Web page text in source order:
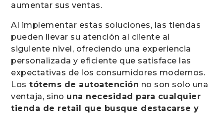
aumentar sus ventas.
Al implementar estas soluciones, las tiendas
pueden llevar su atención al cliente al
siguiente nivel, ofreciendo una experiencia
personalizada y eficiente que satisface las
expectativas de los consumidores modernos.
Los tótems de autoatención no son solo una
ventaja, sino una necesidad para cualquier
tienda de retail que busque destacarse y